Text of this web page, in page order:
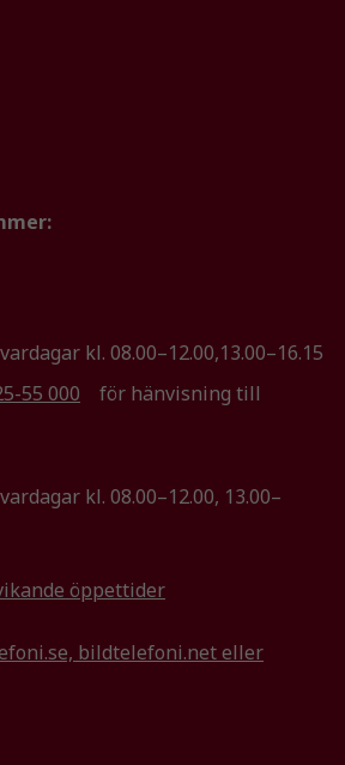
kl. 08.00–12.00,13.00–16.15
55 000
för hänvisning till
kl. 08.00–12.00, 13.00–
öppettider
bildtelefoni.net eller
hemsidans
och
hemsidan
För att vår